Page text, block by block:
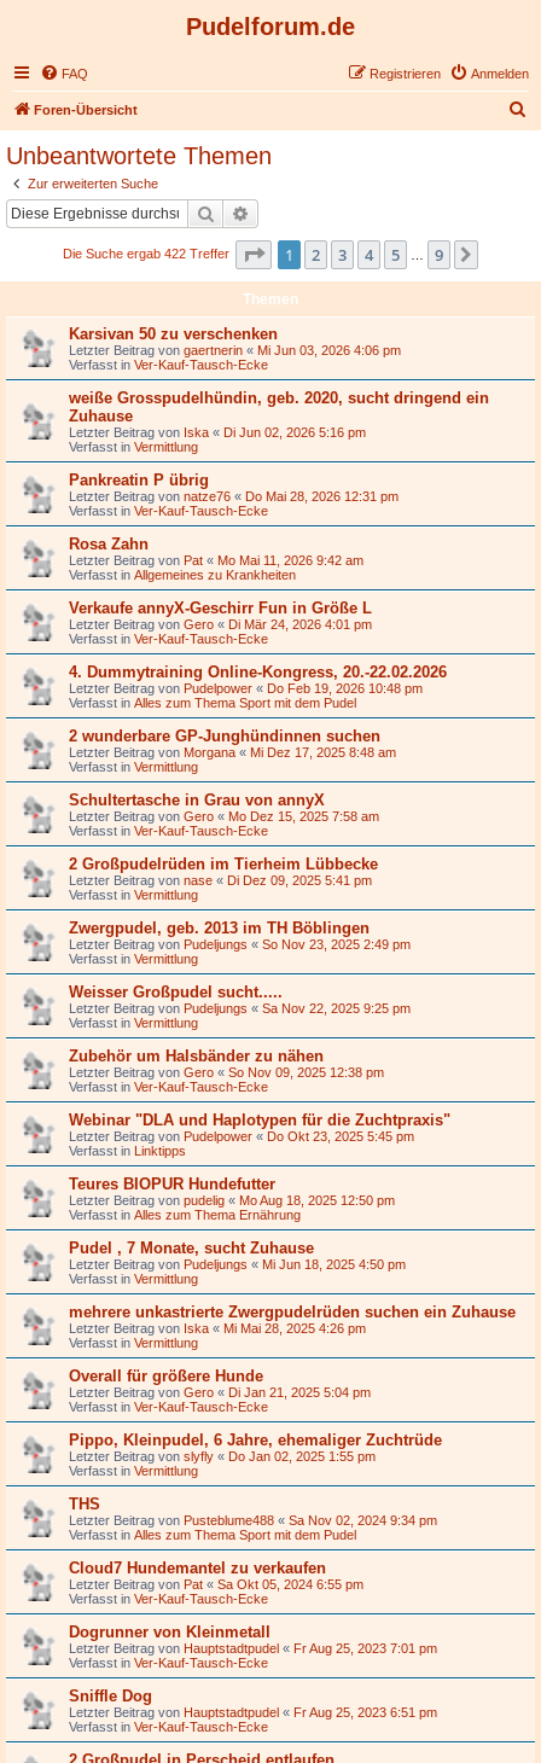
Pudelforum.de
FAQ Anmelden
Registrieren
Foren-Übersicht
Unbeantwortete Themen
Zur erweiterten Suche
Suche
Die Suche ergab 422 Treffer Seite 1von
1 2 3 4 5 9
Themen
Karsivan 50 zu verschenken
Letzter Beitrag von gaertnerin « Mi Jun 03, 2026 4:06 pm
Verfasst in Ver-Kauf-Tausch-Ecke
weiße Grosspudelhündin, geb. 2020, sucht dringend ein
Zuhause
Letzter Beitrag von Iska « Di Jun 02, 2026 5:16 pm
Verfasst in Vermittlung
Pankreatin P übrig
Letzter Beitrag von natze76 « Do Mai 28, 2026 12:31 pm
Verfasst in Ver-Kauf-Tausch-Ecke
Rosa Zahn
Letzter Beitrag von Pat « Mo Mai 11, 2026 9:42 am
Verfasst in Allgemeines zu Krankheiten
Verkaufe annyX-Geschirr Fun in Größe L
Letzter Beitrag von Gero « Di Mär 24, 2026 4:01 pm
Verfasst in Ver-Kauf-Tausch-Ecke
4. Dummytraining Online-Kongress, 20.-22.02.2026
Letzter Beitrag von Pudelpower « Do Feb 19, 2026 10:48 pm
Verfasst in Alles zum Thema Sport mit dem Pudel
2 wunderbare GP-Junghündinnen suchen
Letzter Beitrag von Morgana « Mi Dez 17, 2025 8:48 am
Verfasst in Vermittlung
Schultertasche in Grau von annyX
Letzter Beitrag von Gero « Mo Dez 15, 2025 7:58 am
Verfasst in Ver-Kauf-Tausch-Ecke
2 Großpudelrüden im Tierheim Lübbecke
Letzter Beitrag von nase « Di Dez 09, 2025 5:41 pm
Verfasst in Vermittlung
Zwergpudel, geb. 2013 im TH Böblingen
Letzter Beitrag von Pudeljungs « So Nov 23, 2025 2:49 pm
Verfasst in Vermittlung
Weisser Großpudel sucht.....
Letzter Beitrag von Pudeljungs « Sa Nov 22, 2025 9:25 pm
Verfasst in Vermittlung
Zubehör um Halsbänder zu nähen
Letzter Beitrag von Gero « So Nov 09, 2025 12:38 pm
Verfasst in Ver-Kauf-Tausch-Ecke
Webinar "DLA und Haplotypen für die Zuchtpraxis"
Letzter Beitrag von Pudelpower « Do Okt 23, 2025 5:45 pm
Verfasst in Linktipps
Teures BIOPUR Hundefutter
Letzter Beitrag von pudelig « Mo Aug 18, 2025 12:50 pm
Verfasst in Alles zum Thema Ernährung
Pudel , 7 Monate, sucht Zuhause
Letzter Beitrag von Pudeljungs « Mi Jun 18, 2025 4:50 pm
Verfasst in Vermittlung
mehrere unkastrierte Zwergpudelrüden suchen ein Zuhause
Letzter Beitrag von Iska « Mi Mai 28, 2025 4:26 pm
Verfasst in Vermittlung
Overall für größere Hunde
Letzter Beitrag von Gero « Di Jan 21, 2025 5:04 pm
Verfasst in Ver-Kauf-Tausch-Ecke
Pippo, Kleinpudel, 6 Jahre, ehemaliger Zuchtrüde
Letzter Beitrag von slyfly « Do Jan 02, 2025 1:55 pm
Verfasst in Vermittlung
THS
Letzter Beitrag von Pusteblume488 « Sa Nov 02, 2024 9:34 pm
Verfasst in Alles zum Thema Sport mit dem Pudel
Cloud7 Hundemantel zu verkaufen
Letzter Beitrag von Pat « Sa Okt 05, 2024 6:55 pm
Verfasst in Ver-Kauf-Tausch-Ecke
Dogrunner von Kleinmetall
Letzter Beitrag von Hauptstadtpudel « Fr Aug 25, 2023 7:01 pm
Verfasst in Ver-Kauf-Tausch-Ecke
Sniffle Dog
Letzter Beitrag von Hauptstadtpudel « Fr Aug 25, 2023 6:51 pm
Verfasst in Ver-Kauf-Tausch-Ecke
2 Großpudel in Perscheid entlaufen